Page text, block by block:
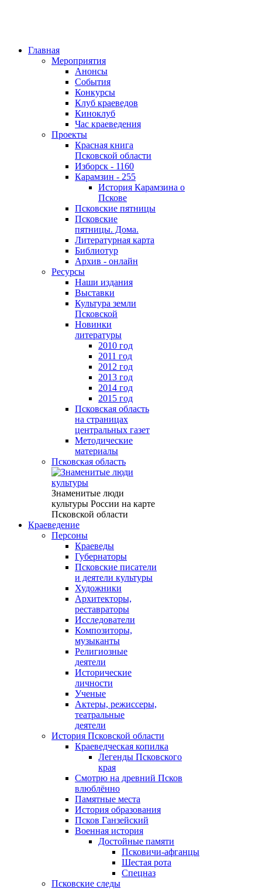
Главная
Мероприятия
Анонсы
События
Конкурсы
Клуб краеведов
Киноклуб
Час краеведения
Проекты
Красная книга
Псковской области
Изборск - 1160
Карамзин - 255
История Карамзина о
Пскове
Псковские пятницы
Псковские
пятницы. Дома.
Литературная карта
Библиотур
Архив - онлайн
Ресурсы
Наши издания
Выставки
Культура земли
Псковской
Новинки
литературы
2010 год
2011 год
2012 год
2013 год
2014 год
2015 год
Псковская область
на страницах
центральных газет
Методические
материалы
Псковская область
Знаменитые люди
культуры России на карте
Псковской области
Краеведение
Персоны
Краеведы
Губернаторы
Псковские писатели
и деятели культуры
Художники
Архитекторы,
реставраторы
Исследователи
Композиторы,
музыканты
Религиозные
деятели
Исторические
личности
Ученые
Актеры, режиссеры,
театральные
деятели
История Псковской области
Краеведческая копилка
Легенды Псковского
края
Смотрю на древний Псков
влюблённо
Памятные места
История образования
Псков Ганзейский
Военная история
Достойные памяти
Псковичи-афганцы
Шестая рота
Спецназ
Псковские следы